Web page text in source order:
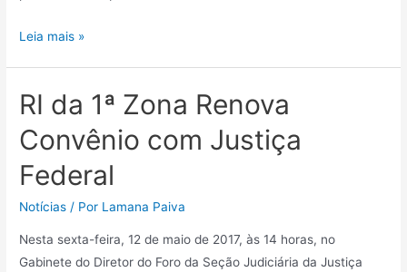
Leia mais »
RI da 1ª Zona Renova
Convênio com Justiça
Federal
Notícias / Por Lamana Paiva
Nesta sexta-feira, 12 de maio de 2017, às 14 horas, no
Gabinete do Diretor do Foro da Seção Judiciária da Justiça